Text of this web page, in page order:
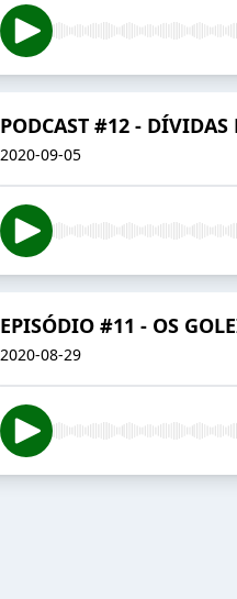
PODCAST #12 - DÍVIDAS
2020-09-05
EPISÓDIO #11 - OS
2020-08-29